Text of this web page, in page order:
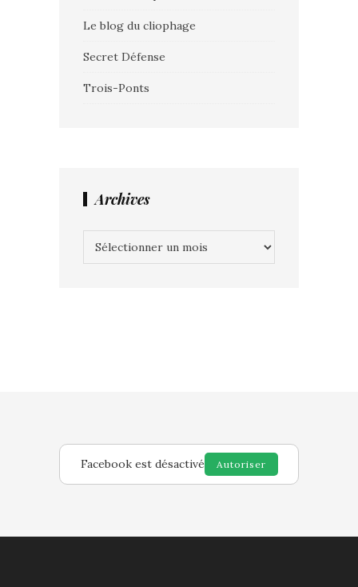
Le blog du cliophage
Secret Défense
Trois-Ponts
Archives
Facebook est désactivé Autoriser